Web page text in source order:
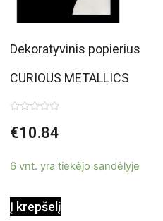
Dekoratyvinis popierius
CURIOUS METALLICS
Gold Leaf, 120 g/m2, A4,
50 lapų
0
iš
€10.84
6 vnt. yra tiekėjo sandėlyje
Į krepšelį